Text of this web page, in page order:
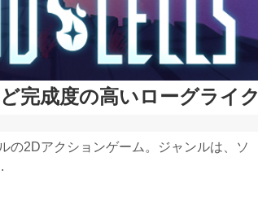
完成度の高いローグライク
の2Dアクションゲーム。ジャンルは、ソ